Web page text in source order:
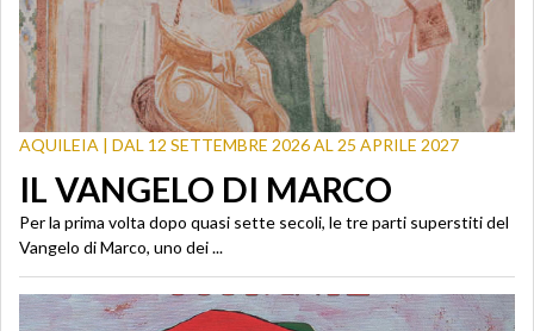
AQUILEIA | DAL 12 SETTEMBRE 2026 AL 25 APRILE 2027
IL VANGELO DI MARCO
Per la prima volta dopo quasi sette secoli, le tre parti superstiti del
Vangelo di Marco, uno dei ...